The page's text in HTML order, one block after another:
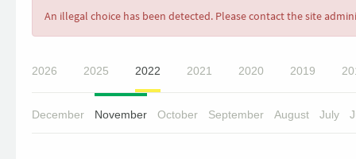
Error
An illegal choice has been detected. Please contact the site
2026 2025 2022 2021 2020 2019
December November October September August July